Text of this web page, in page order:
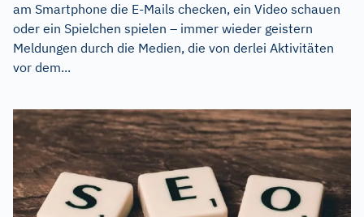
am Smartphone die E-Mails checken, ein Video schauen
oder ein Spielchen spielen – immer wieder geistern
Meldungen durch die Medien, die von derlei Aktivitäten
vor dem...